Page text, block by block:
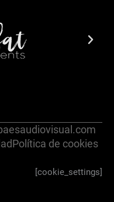
Política de cookies
[cookie_settings]